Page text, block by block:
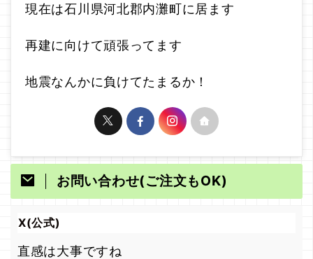
現在は石川県河北郡内灘町に居ます
再建に向けて頑張ってます
地震なんかに負けてたまるか！
お問い合わせ(ご注文もOK)
X(公式)
直感は大事ですね